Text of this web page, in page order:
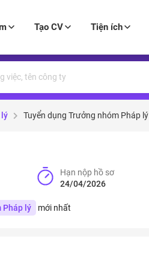
Tạo CV Tiện ích
lý Tuyển dụng Trưởng nhóm Pháp lý
Hạn nộp hồ sơ
24/04/2026
Pháp lý mới nhất